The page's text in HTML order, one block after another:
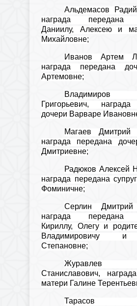
Альдемасов
награда передана
Даниилу, Алексею и
Михайловне;
Иванов Артем
награда передана
Артемовне;
Григорьевич,
дочери Варваре
Магаев Дмитрий
награда передана
Дмитриевне;
Радюков Алексей
награда передана
Фоминичне;
Серлин Дмитрий
награда передана
Кириллу, Олегу и
Владимировичу и
Степановне;
Журавлев
Станиславович,
матери Галине
Тарасов